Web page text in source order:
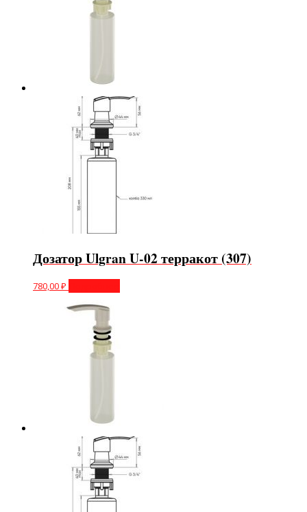
Дозатор Ulgran U-02 терракот (307)
780,00₽